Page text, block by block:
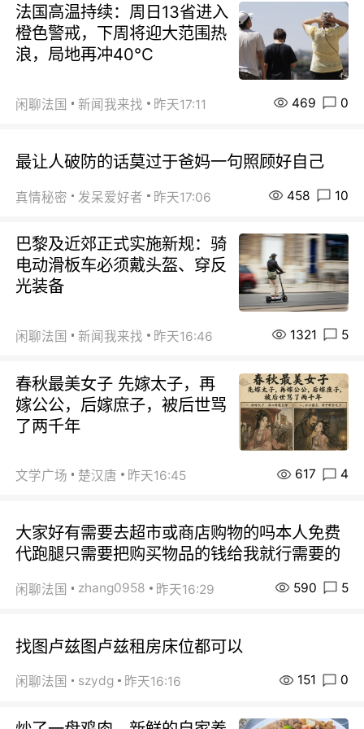
法国高温持续：周日13省进入
橙色警戒，下周将迎大范围热
浪，局地再冲40℃
闲聊法国 新闻我来找 昨天17:11 469 0
最让人破防的话莫过于爸妈一句照顾好自己
真情秘密 发呆爱好者 昨天17:06 458 10
巴黎及近郊正式实施新规：骑
电动滑板车必须戴头盔、穿反
光装备
闲聊法国 新闻我来找 昨天16:46 1321 5
春秋最美女子 先嫁太子，再
嫁公公，后嫁庶子，被后世骂
了两千年
文学广场 楚汉唐 昨天16:45 617 4
大家好有需要去超市或商店购物的吗本人免费
代跑腿只需要把购买物品的钱给我就行需要的
闲聊法国 zhang0958 昨天16:29 590 5
找图卢兹图卢兹租房床位都可以
闲聊法国 szydg 昨天16:16 151 0